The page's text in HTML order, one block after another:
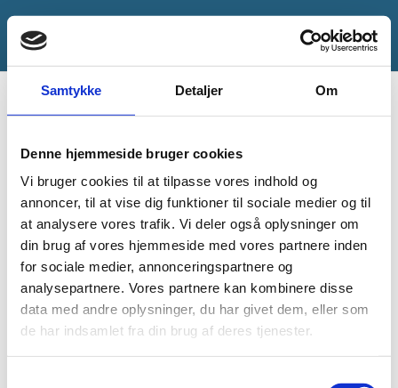
Samtykke Detaljer Om
Denne hjemmeside bruger cookies
Vi bruger cookies til at tilpasse vores indhold og
annoncer, til at vise dig funktioner til sociale medier og til
at analysere vores trafik. Vi deler også oplysninger om
din brug af vores hjemmeside med vores partnere inden
for sociale medier, annonceringspartnere og
analysepartnere. Vores partnere kan kombinere disse
data med andre oplysninger, du har givet dem, eller som
de har indsamlet fra din brug af deres tjenester.
Begivenheder
for
21.
juni
2026
Notice
Ingen begivenheder planlagt til 21. juni 2026. Spring tilnæste
fremtidige begivenheder
og
Søg
begivenheder
Filter
21.06.2026
Vælg